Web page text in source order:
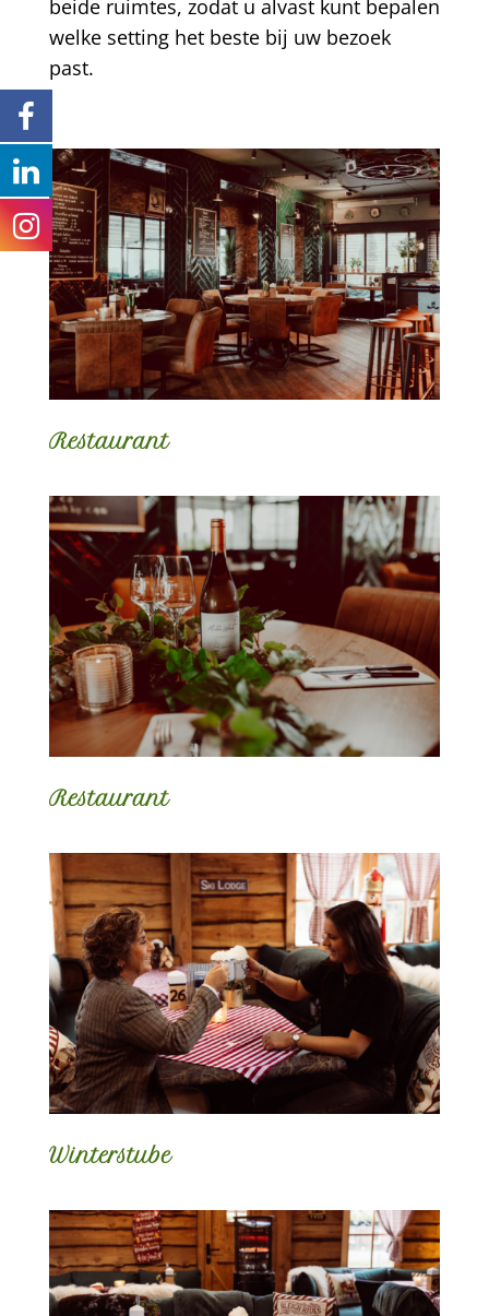
beide ruimtes, zodat u alvast kunt bepalen
welke setting het beste bij uw bezoek
past.
Restaurant
Restaurant
Winterstube